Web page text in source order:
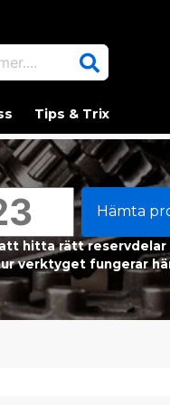
Tips & Trix
Hämta
hitta rätt
verktyget fungerar